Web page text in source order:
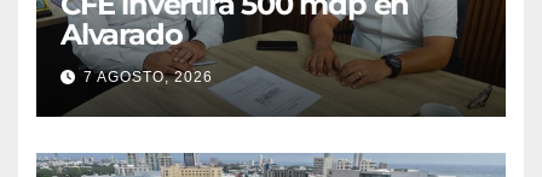
Alvarado
7 AGOSTO, 2026